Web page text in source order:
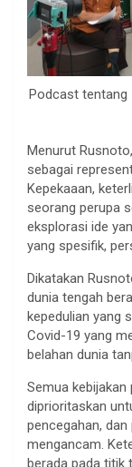
Podcast tentang
Menurut
sebagai
Kepekaaan,
seorang perupa
eksplorasi ide
yang spesifik,
Dikatakan
dunia tengah
kepedulian yang
Covid-19 yang
belahan dunia
Semua
diprioritaskan
pencegahan,
mengancam.
berada pada titik